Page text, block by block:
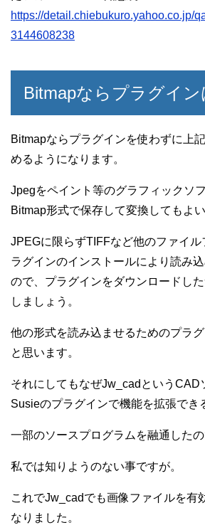
https://detail.chiebukuro.yahoo.co.jp/
3144608238
Bitmapならプラグイ
Bitmapならプラグインを使わずに上
めるようになります。
Jpegをペイント等のグラフィックソ
Bitmap形式で保存して変換してもよい
JPEGに限らずTIFFなど他のファイ
ラグインのインストールにより読み
ので、プラグインをダウンロードし
しましょう。
他の形式を読み込ませるためのプラ
と思います。
それにしてもなぜJw_cadというCAD
Susieのプラグインで機能を拡張でき
一部のソースプログラムを融通したの
私では知りようのない事ですが。
これでJw_cadでも画像ファイルを有
なりました。